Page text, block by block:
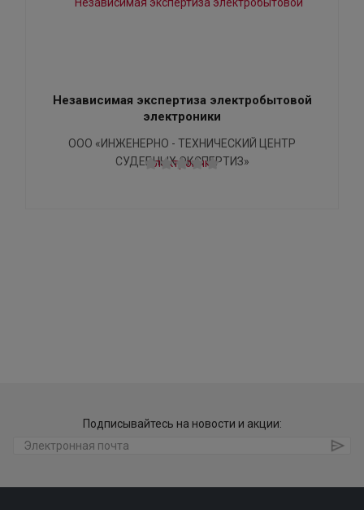
Независимая экспертиза электробытовой
электроники
ООО «ИНЖЕНЕРНО - ТЕХНИЧЕСКИЙ ЦЕНТР
СУДЕБНЫХ ЭКСПЕРТИЗ»
Подписывайтесь на новости и акции: